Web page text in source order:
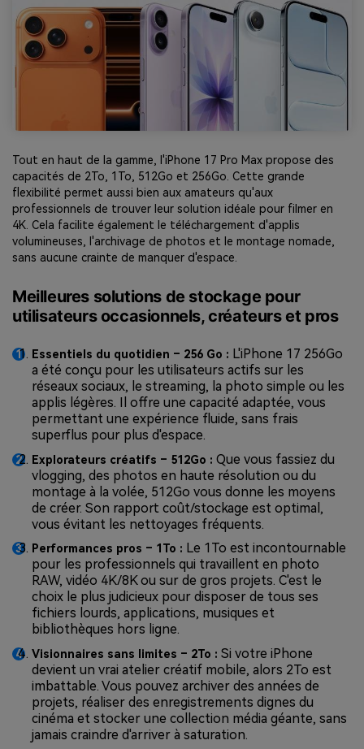
Tout en haut de la gamme, l'iPhone 17 Pro Max propose des
capacités de 2To, 1To, 512Go et 256Go. Cette grande
flexibilité permet aussi bien aux amateurs qu'aux
professionnels de trouver leur solution idéale pour filmer en
4K. Cela facilite également le téléchargement d'applis
volumineuses, l'archivage de photos et le montage nomade,
sans aucune crainte de manquer d'espace.
Meilleures solutions de stockage pour
utilisateurs occasionnels, créateurs et pros
Essentiels du quotidien – 256 Go : L'iPhone 17 256Go
a été conçu pour les utilisateurs actifs sur les
réseaux sociaux, le streaming, la photo simple ou les
applis légères. Il offre une capacité adaptée, vous
permettant une expérience fluide, sans frais
superflus pour plus d'espace.
Explorateurs créatifs – 512Go : Que vous fassiez du
vlogging, des photos en haute résolution ou du
montage à la volée, 512Go vous donne les moyens
de créer. Son rapport coût/stockage est optimal,
vous évitant les nettoyages fréquents.
Performances pros – 1To : Le 1To est incontournable
pour les professionnels qui travaillent en photo
RAW, vidéo 4K/8K ou sur de gros projets. C'est le
choix le plus judicieux pour disposer de tous ses
fichiers lourds, applications, musiques et
bibliothèques hors ligne.
Visionnaires sans limites – 2To : Si votre iPhone
devient un vrai atelier créatif mobile, alors 2To est
imbattable. Vous pouvez archiver des années de
projets, réaliser des enregistrements dignes du
cinéma et stocker une collection média géante, sans
jamais craindre d'arriver à saturation.